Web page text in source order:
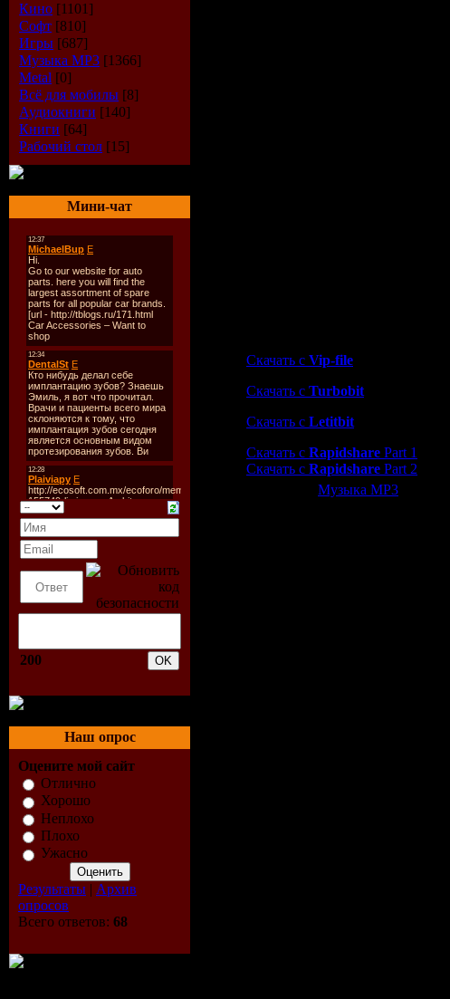
Кино [1101]
Софт [810]
Игры [687]
Музыка МР3 [1366]
Metal [0]
Всё для мобилы [8]
Аудиокниги [140]
Книги [64]
Рабочий стол [15]
Мини-чат
200
Наш опрос
Оцените мой сайт
Отлично
Хорошо
Неплохо
Плохо
Ужасно
Результаты | Архив
опросов
Всего ответов: 68
Скачать с Vip-file
Скачать с Turbobit
Скачать с Letitbit
Скачать с Rapidshare Part 1
Скачать с Rapidshare Part 2
Музыка МР3